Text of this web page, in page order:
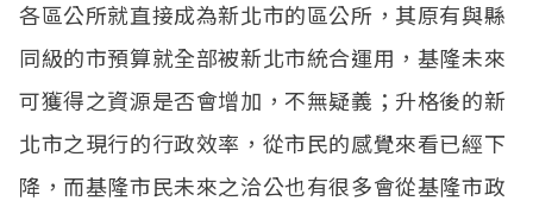
各區公所就直接成為新北市的區公所，其原有與縣
同級的市預算就全部被新北市統合運用，基隆未來
可獲得之資源是否會增加，不無疑義；升格後的新
北市之現行的行政效率，從市民的感覺來看已經下
降，而基隆市民未來之洽公也有很多會從基隆市政